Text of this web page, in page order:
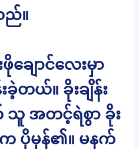
ည်။
ျောင်လေးမှာ
ခဲ့တယ်။ ခိုးချိန်း
အတင့်ရဲစွာ ခိုး
က ပိုမှန်၏။ မနက်